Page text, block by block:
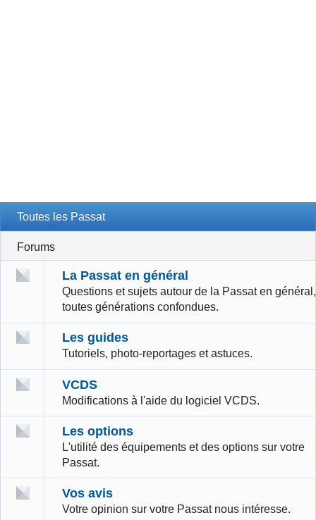
Toutes les Passat
Forums
La Passat en général
Questions et sujets autour de la Passat en général,
toutes générations confondues.
Les guides
Tutoriels, photo-reportages et astuces.
VCDS
Modifications à l'aide du logiciel VCDS.
Les options
L'utilité des équipements et des options sur votre
Passat.
Vos avis
Votre opinion sur votre Passat nous intéresse.